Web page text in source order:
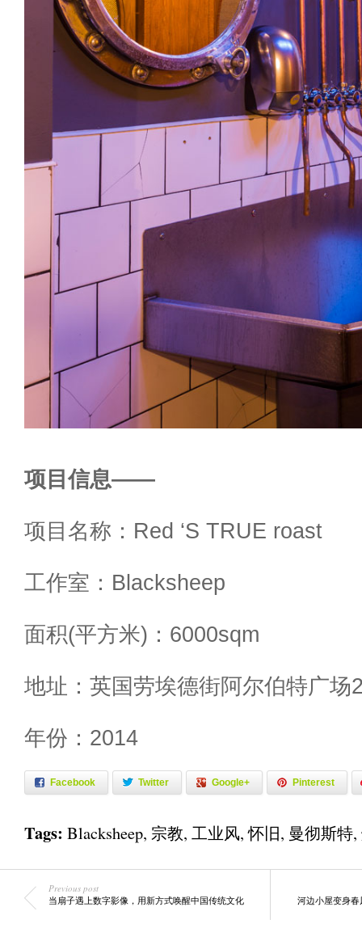
项目信息——
项目名称：Red ‘S TRUE roast
工作室：Blacksheep
面积(平方米)：6000sqm
地址：英国劳埃德街阿尔伯特广场
年份：2014
Facebook Twitter Google+ Pinterest
Tags: Blacksheep, 宗教, 工业风,怀旧, 曼彻斯特,
Previous post
当扇子遇上数字影像，用新方式唤醒中国传统文化 河边小屋变身